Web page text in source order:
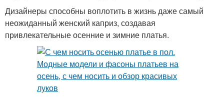
Дизайнеры способны воплотить в жизнь даже самый
неожиданный женский каприз, создавая
привлекательные осенние и зимние платья.